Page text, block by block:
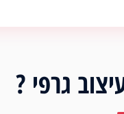
גרפי ?